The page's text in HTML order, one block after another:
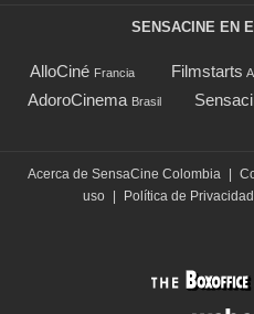
SENSACINE EN
AlloCiné Francia Filmstarts
AdoroCinema Brasil
Acerca de SensaCine Colombia
uso
Política de Privacidad